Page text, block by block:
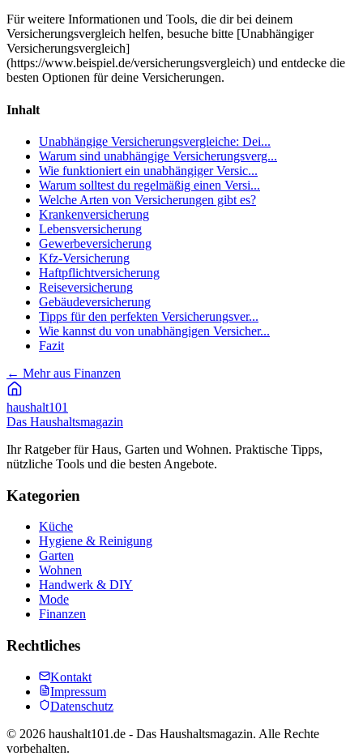
Für weitere Informationen und Tools, die dir bei deinem
Versicherungsvergleich helfen, besuche bitte [Unabhängiger
Versicherungsvergleich]
(https://www.beispiel.de/versicherungsvergleich) und entdecke die
besten Optionen für deine Versicherungen.
Inhalt
Unabhängige Versicherungsvergleiche: Dei...
Warum sind unabhängige Versicherungsverg...
Wie funktioniert ein unabhängiger Versic...
Warum solltest du regelmäßig einen Versi...
Welche Arten von Versicherungen gibt es?
Krankenversicherung
Lebensversicherung
Gewerbeversicherung
Kfz-Versicherung
Haftpflichtversicherung
Reiseversicherung
Gebäudeversicherung
Tipps für den perfekten Versicherungsver...
Wie kannst du von unabhängigen Versicher...
Fazit
← Mehr aus Finanzen
haushalt101
Das Haushaltsmagazin
Ihr Ratgeber für Haus, Garten und Wohnen. Praktische Tipps,
nützliche Tools und die besten Angebote.
Kategorien
Küche
Hygiene & Reinigung
Garten
Wohnen
Handwerk & DIY
Mode
Finanzen
Rechtliches
Kontakt
Impressum
Datenschutz
© 2026 haushalt101.de - Das Haushaltsmagazin. Alle Rechte
vorbehalten.